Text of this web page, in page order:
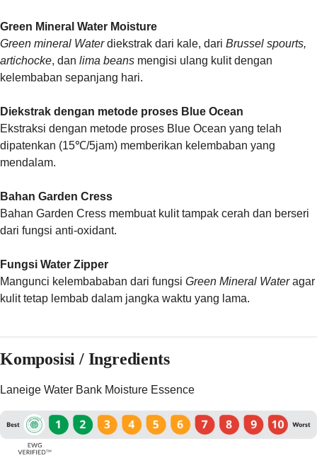
Green Mineral Water Moisture
Green mineral Waterdiekstrak dari kale, dari Brussel spourts,
artichocke, dan lima beans mengisi ulang kulit dengan
kelembaban sepanjang hari.
Diekstrak dengan metode proses Blue Ocean
Ekstraksi dengan metode proses Blue Ocean yang telah
dipatenkan (15℃/5jam) memberikan kelembaban yang
mendalam.
Bahan Garden Cress
Bahan Garden Cress membuat kulit tampak cerah dan berseri
dari fungsi anti-oxidant.
Fungsi Water Zipper
Mangunci kelembababan dari fungsi Green Mineral Wateragar
kulit tetap lembab dalam jangka waktu yang lama.
Komposisi / Ingredients
Laneige Water Bank Moisture Essence